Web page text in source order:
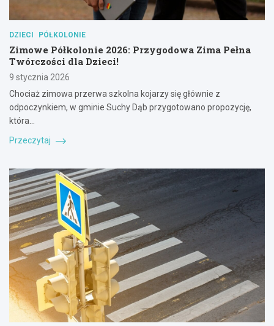
DZIECI PÓŁKOLONIE
Zimowe Półkolonie 2026: Przygodowa Zima Pełna
Twórczości dla Dzieci!
9 stycznia 2026
Chociaż zimowa przerwa szkolna kojarzy się głównie z
odpoczynkiem, w gminie Suchy Dąb przygotowano propozycję,
która…
Przeczytaj